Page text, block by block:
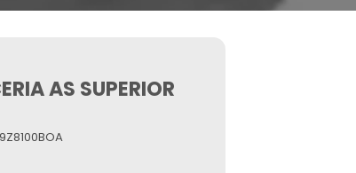
AS SUPERIOR